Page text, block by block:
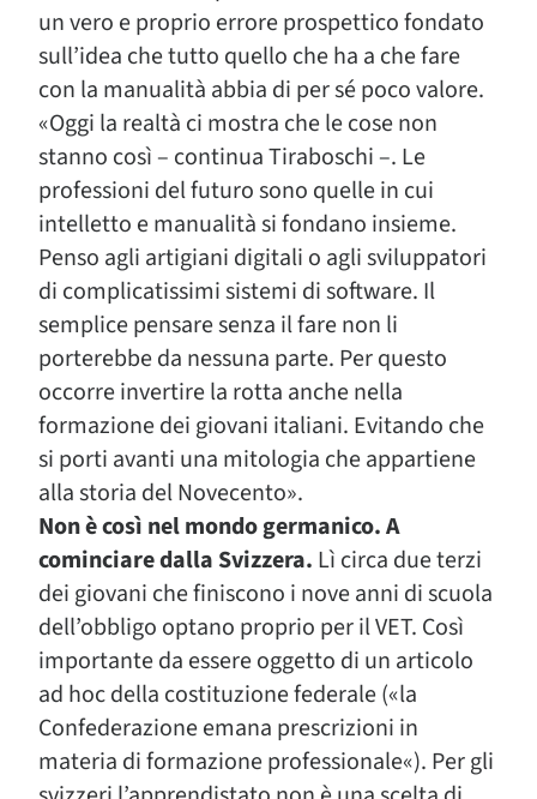
un vero e proprio errore prospettico fondato
sull’idea che tutto quello che ha a che fare
con la manualità abbia di per sé poco valore.
«Oggi la realtà ci mostra che le cose non
stanno così – continua Tiraboschi –. Le
professioni del futuro sono quelle in cui
intelletto e manualità si fondano insieme.
Penso agli artigiani digitali o agli sviluppatori
di complicatissimi sistemi di software. Il
semplice pensare senza il fare non li
porterebbe da nessuna parte. Per questo
occorre invertire la rotta anche nella
formazione dei giovani italiani. Evitando che
si porti avanti una mitologia che appartiene
alla storia del Novecento».
Non è così nel mondo germanico. A
cominciare dalla Svizzera. Lì circa due terzi
dei giovani che finiscono i nove anni di scuola
dell’obbligo optano proprio per il VET. Così
importante da essere oggetto di un articolo
ad hoc della costituzione federale («la
Confederazione emana prescrizioni in
materia di formazione professionale«). Per gli